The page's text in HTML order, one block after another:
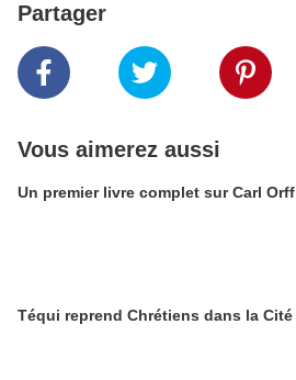
Partager
Vous aimerez aussi
Un premier livre complet sur Carl Orff
Téqui reprend Chrétiens dans la Cité